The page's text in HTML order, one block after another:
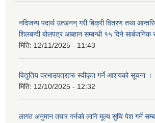
नदिजन्य पदार्थ उत्खनन् गरी बिक्री वितरण तथा
शिलबन्दी बोलपत्र आब्हान सम्बन्धी १५ दिने
मिति: 12/11/2025 - 11:43
विद्युतिय दरभाउपत्रहरु स्वीकृत गर्ने आशयको सूचना ।
मिति: 12/10/2025 - 12:32
लागत अनुमान तयार गर्नकाे लागि मूल्य सुचि पेश गर्ने